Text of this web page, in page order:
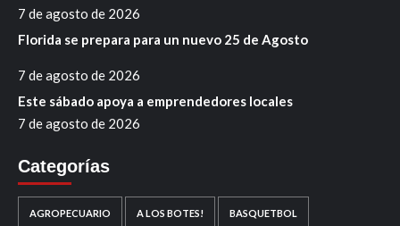
7 de agosto de 2026
Florida se prepara para un nuevo 25 de Agosto
7 de agosto de 2026
Este sábado apoya a emprendedores locales
7 de agosto de 2026
Categorías
AGROPECUARIO A LOS BOTES! BASQUETBOL